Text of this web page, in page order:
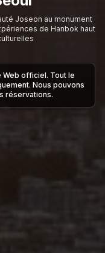
Joseon au monument
de Hanbok haut
Web officiel. Tout le
Nous pouvons
réservations.